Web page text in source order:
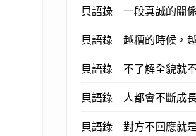
貝語錄｜一段真誠的關
貝語錄｜越糟的時候，
貝語錄｜不了解全貌就
貝語錄｜人都會不斷成
貝語錄｜對方不回應就